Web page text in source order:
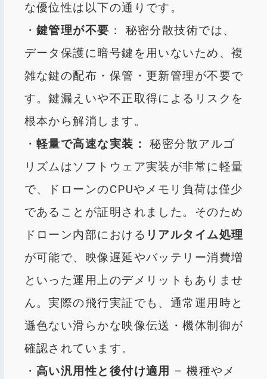
な優位性は以下の通りです。
・鍵管理が不要 ： 秘密分散技術では、
データ保護に暗号鍵を用いないため、複
雑な鍵の配布・保管・更新管理が不要で
す。鍵漏えいや不正取得によるリスクを
根本から解消します。
・軽量で高速な実装：
秘密分散アルゴ
リズムはソフトウェア実装が非常に軽量
で、ドローンのCPUやメモリ負荷は僅少
であることが証明されました。そのため
ドローン内部における リアルタイム処理
が可能で、映像遅延やバッテリー消費増
といった運用上のデメリットもありませ
ん。実際の飛行実証でも、通常運用時と
遜色ない滑らかな映像伝送・機体制御が
確認されています。
・高い汎用性と後付け適用 – 機種やメ